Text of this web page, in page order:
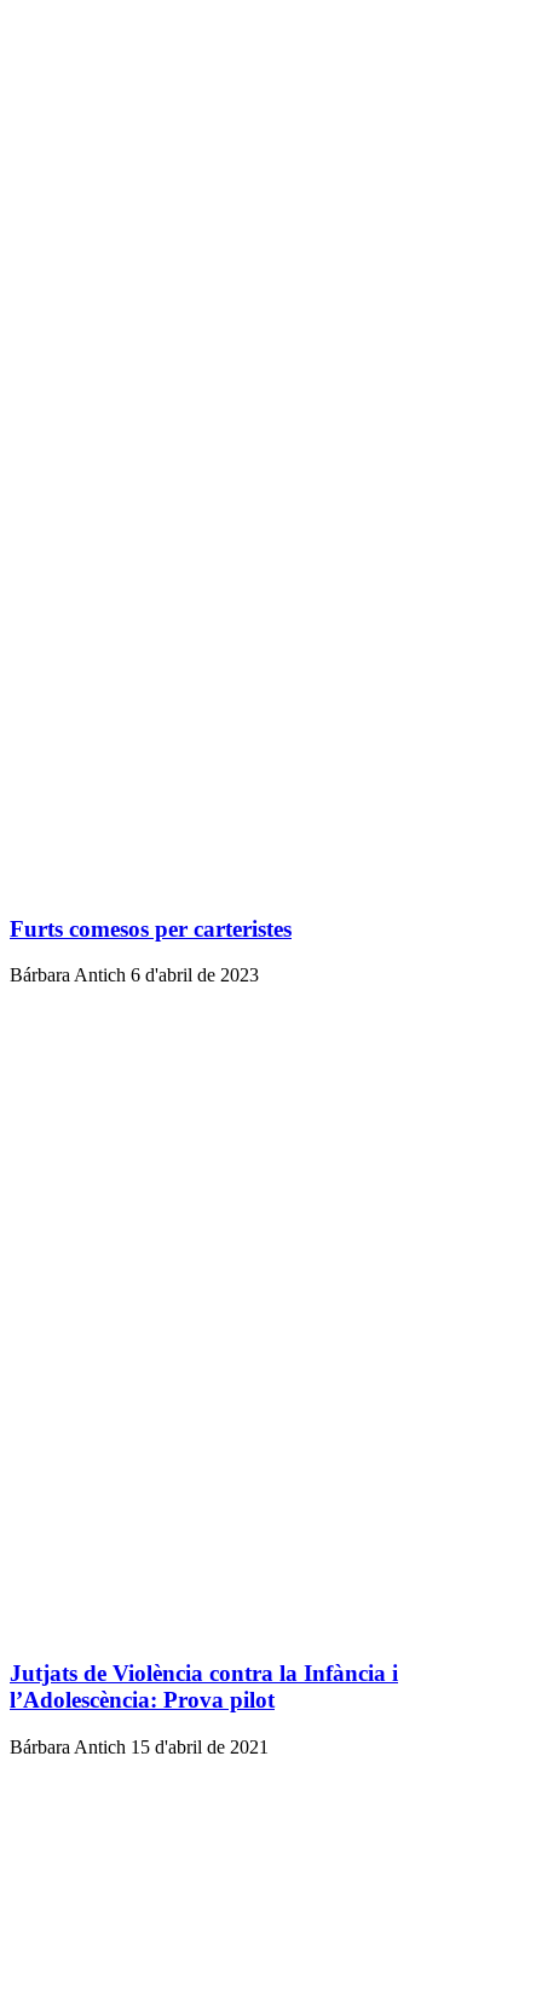
Furts comesos per carteristes
Bárbara Antich 6 d'abril de 2023
Jutjats de Violència contra la Infància i
l’Adolescència: Prova pilot
Bárbara Antich 15 d'abril de 2021